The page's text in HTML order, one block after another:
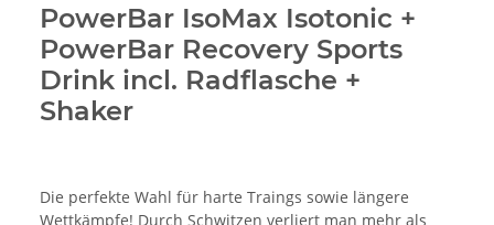
PowerBar IsoMax Isotonic +
PowerBar Recovery Sports
Drink incl. Radflasche +
Shaker
Die perfekte Wahl für harte Traings sowie längere
Wettkämpfe! Durch Schwitzen verliert man mehr als